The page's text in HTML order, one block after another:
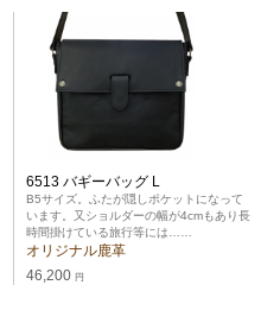
6513 バギーバッグ L
B5サイズ。ふたが隠しポケットになって
います。又ショルダーの幅が4cmもあり長
時間掛けている旅行等には……
オリジナル鹿革
46,200 円